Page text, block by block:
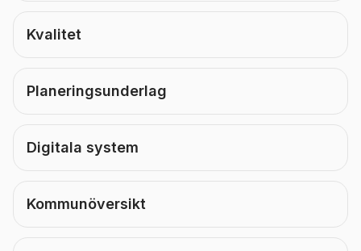
Kvalitet
Planeringsunderlag
Digitala system
Kommunöversikt